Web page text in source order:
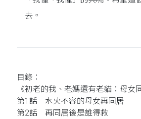
去。
目錄：
《初老的我、老媽還有老貓：母女
第1話 水火不容的母女再同居
第2話 再同居後是誰得救